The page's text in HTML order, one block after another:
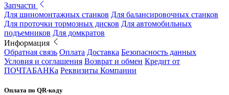
Запчасти
Для шиномонтажных станков Для балансировочных станков
Для проточки тормозных дисков Для автомобильных
подъемников Для домкратов
Информация
Обратная связь Оплата Доставка Безопасность данных
Условия и соглашения Возврат и обмен Кредит от
ПОЧТАБАНКа Реквизиты Компании
Оплата по QR-коду